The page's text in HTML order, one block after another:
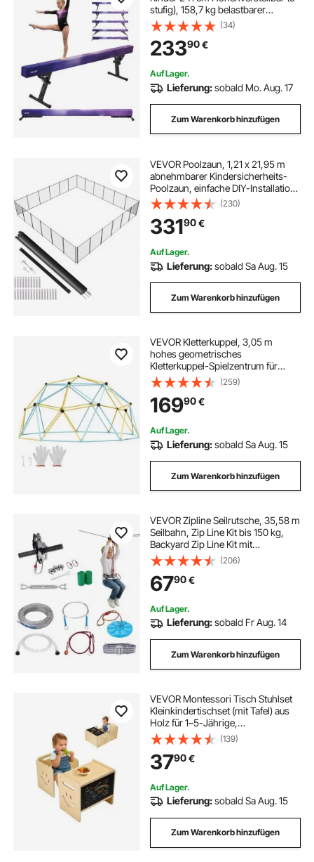
stufig), 158,7 kg belastbarer
Gymnastikbalken Turnbalken,
Balance Balken Balancierbalken für
Fitnessstudio, Galaxy
(34)
23390€
Auf Lager.
Lieferung:sobald Mo. Aug. 17
Zum Warenkorb hinzufügen
VEVOR Poolzaun, 1,21 x 21,95 m
abnehmbarer Kindersicherheits-
Poolzaun, einfache DIY-Installation,
Schwimmbadzaun, 340 g Teslin-
PVC-Poolzaunnetz, schützt Kinder
und Haustiier
(230)
33190€
Auf Lager.
Lieferung:sobald Sa Aug. 15
Zum Warenkorb hinzufügen
VEVOR Kletterkuppel, 3,05 m
hohes geometrisches
Kletterkuppel-Spielzentrum für
Kinder von 3 bis 10 Jahren,
Klettergerüst Tragfähigkeit 340 kg,
mit Klettergriff, Spielgerät Garten
Hinterhof
(259)
16990€
Auf Lager.
Lieferung:sobald Sa Aug. 15
Zum Warenkorb hinzufügen
VEVOR Zipline Seilrutsche, 35,58 m
Seilbahn, Zip Line Kit bis 150 kg,
Backyard Zip Line Kit mit
Verbessertem Federbremssystem,
Seilbahn für Garten (Nur für
Teenager. Nicht für Erwachsene.)
(206)
6790€
Auf Lager.
Lieferung:sobald Fr Aug. 14
Zum Warenkorb hinzufügen
VEVOR Montessori Tisch Stuhlset
Kleinkindertischset (mit Tafel) aus
Holz für 1–5-Jährige,
höhenverstellbarer Kinderstuhl
Aktivitätstisch Spieltisch, ideal zum
Lesen Essen Spielen – Natur
(139)
3790€
Auf Lager.
Lieferung:sobald Sa Aug. 15
Zum Warenkorb hinzufügen